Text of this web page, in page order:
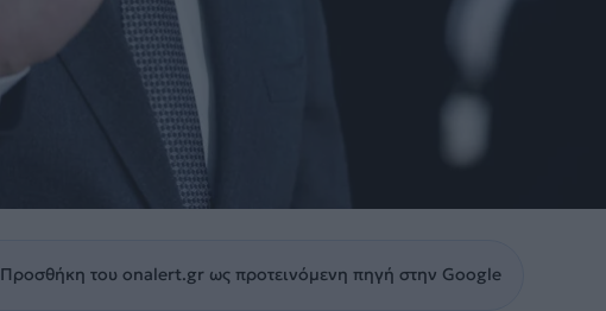
Προσθήκη του onalert.gr ως προτεινόμενη πηγή στην Google